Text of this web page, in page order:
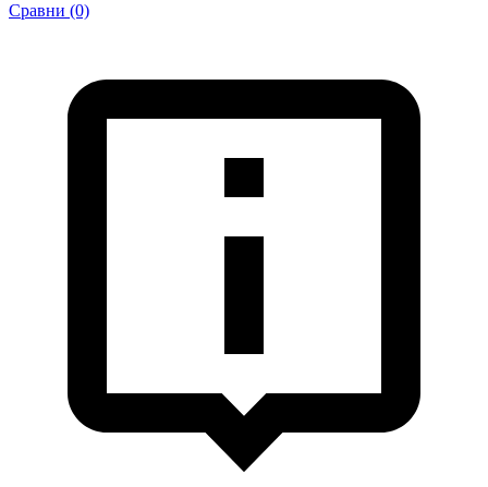
Сравни (0)